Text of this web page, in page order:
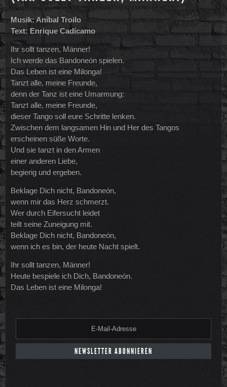
Musik: Aníbal Troilo
Text: Enrique Cadícamo
Ihr sollt tanzen, Männer!
Ich werde das Bandoneón spielen.
Das Leben ist eine Milonga!
Tanzt alle, meine Freunde,
denn der Tanz ist eine Umarmung:
Tanzt alle, meine Freunde,
dieser Tango soll eure Schritte lenken.
Zwischen dem langsamen Hin und Her des Tangos
erscheinen süße Worte.
Und sie tanzt in den Armen
einer anderen Liebe,
begierig und ergeben.
Beklage Dich nicht, Bandoneón,
wenn mir das Herz schmerzt.
Wer durch Eifersucht leidet
teilt seine Zuneigung mit.
Beklage Dich nicht, Bandoneón,
wenn ich es bin, der heute Nacht spielt.
Ihr sollt tanzen, Männer!
Heute bespiele ich Dich, Bandoneón.
Das Leben ist eine Milonga!